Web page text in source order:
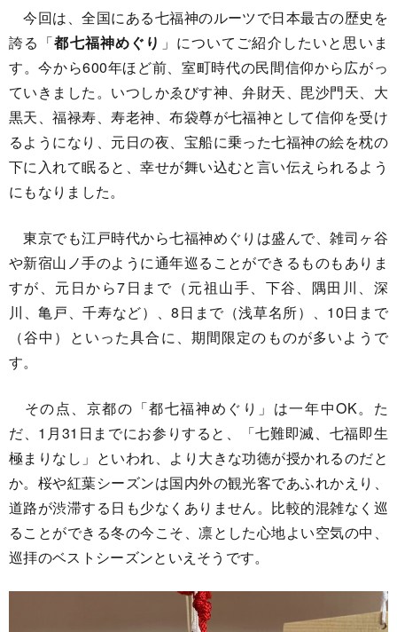
今回は、全国にある七福神のルーツで日本最古の歴史を
誇る「都七福神めぐり 」についてご紹介したいと思いま
す。今から600年ほど前、室町時代の民間信仰から広がっ
ていきました。いつしかゑびす神、弁財天、毘沙門天、大
黒天、福禄寿、寿老神、布袋尊が七福神として信仰を受け
るようになり、元日の夜、宝船に乗った七福神の絵を枕の
下に入れて眠ると、幸せが舞い込むと言い伝えられるよう
にもなりました。
東京でも江戸時代から七福神めぐりは盛んで、雑司ヶ谷
や新宿山ノ手のように通年巡ることができるものもありま
すが、元日から7日まで（元祖山手、下谷、隅田川、深
川、亀戸、千寿など）、8日まで（浅草名所）、10日まで
（谷中）といった具合に、期間限定のものが多いようで
す。
その点、京都の「都七福神めぐり」は一年中OK。た
だ、1月31日までにお参りすると、「七難即滅、七福即生
極まりなし」といわれ、より大きな功徳が授かれるのだと
か。桜や紅葉シーズンは国内外の観光客であふれかえり、
道路が渋滞する日も少なくありません。比較的混雑なく巡
ることができる冬の今こそ、凛とした心地よい空気の中、
巡拝のベストシーズンといえそうです。